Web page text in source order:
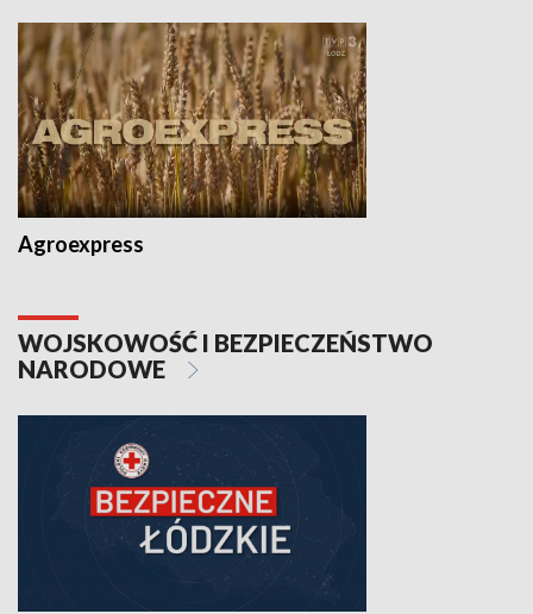
Agroexpress
WOJSKOWOŚĆ I BEZPIECZEŃSTWO
NARODOWE